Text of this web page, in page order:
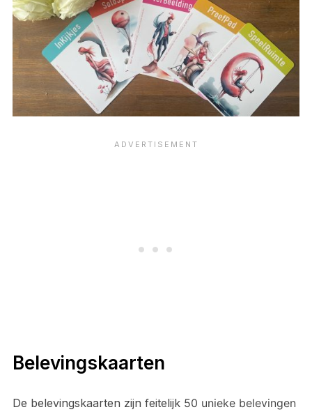
Belevingskaarten
De belevingskaarten zijn feitelijk 50 unieke belevingen